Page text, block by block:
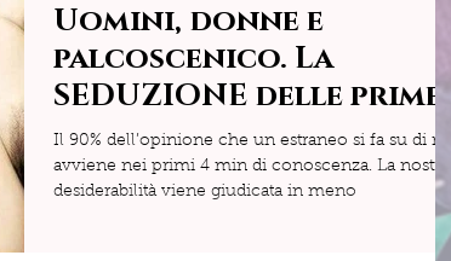
Uomini, donne e
palcoscenico. La
SEDUZIONE delle prime
impressioni.
Il 90% dell’opinione che un estraneo si fa su di noi
avviene nei primi 4 min di conoscenza. La nostra
desiderabilità viene giudicata in meno